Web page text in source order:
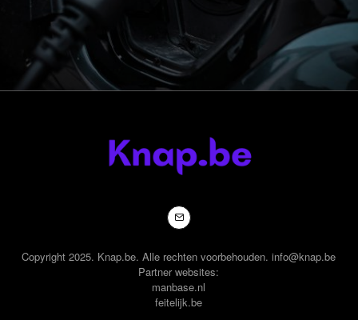
Copyright 2025. Knap.be. Alle rechten voorbehouden. info@knap.be
Partner websites:
manbase.nl
feitelijk.be